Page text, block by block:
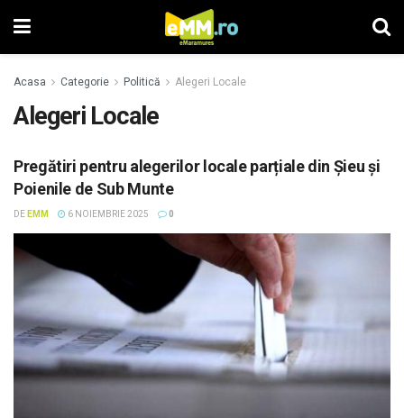
Acasa Categorie Politică Alegeri Locale
Alegeri Locale
Pregătiri pentru alegerilor locale parțiale din Șieu și
Poienile de Sub Munte
DE EMM 6 NOIEMBRIE 2025 0